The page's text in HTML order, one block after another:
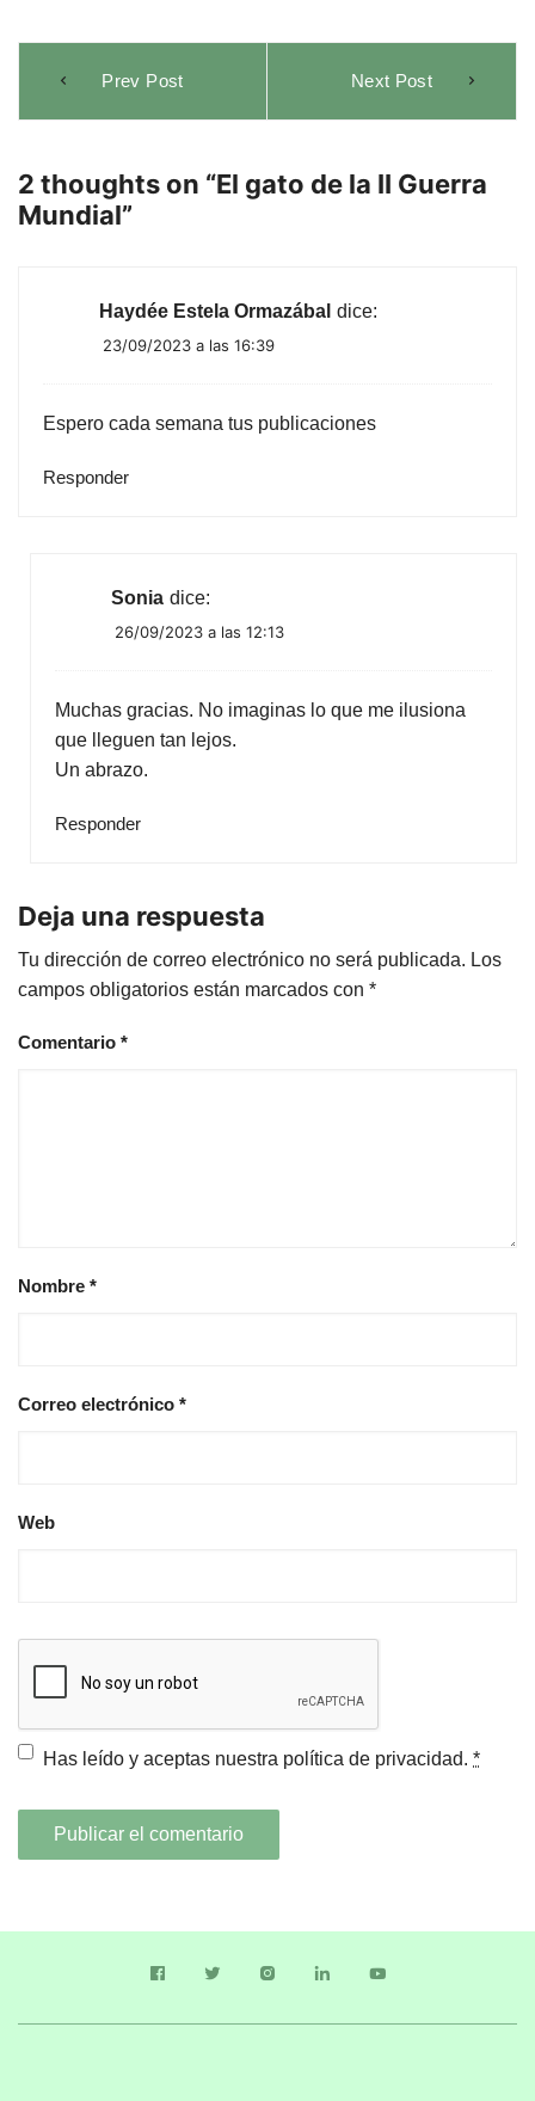
Prev Post Next Post
2 thoughts on “El gato de la II Guerra
Mundial”
Haydée Estela Ormazábal dice:
23/09/2023 a las 16:39
Espero cada semana tus publicaciones
Responder
Sonia dice:
26/09/2023 a las 12:13
Muchas gracias. No imaginas lo que me ilusiona
que lleguen tan lejos.
Un abrazo.
Responder
Deja una respuesta
Tu dirección de correo electrónico no será publicada. Los
campos obligatorios están marcados con *
Comentario *
Nombre *
Correo electrónico *
Web
Has leído y aceptas nuestra política de privacidad. *